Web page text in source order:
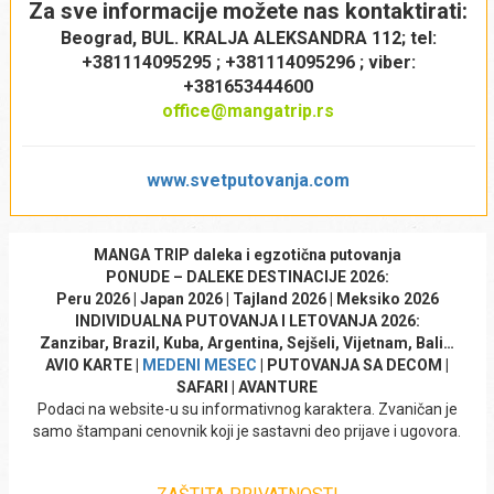
3.
NAČINI PLAĆANJA:
– Gotovinski u dinarskoj protivvrednosti po srednjem
kursu NBS na dan uplate.
– Putem tekućeg računa sa teritorije Republike Srbije
putem elektronske pošte)
Visa, Maestro i Dina)
– Kreditnim karticama banke Intesa moguće je plaćati
do 6 jednakih mesečnih rata, bez kamate (Master, Visa,
Maestro): važi za poslovnicu u Beogradu
– Online platnim karticama (Master, Visa, Maestro):
putem elektronske pošte (sigurni link WSPay)
– Deponovanim čekovima građana do 6 mesečnih rata
(poslednja rata do max. 2 meseca nakon završetka
putovanja)
ARANŽMAN NE OBUHVATA:
Popuniti online zdravstvenu deklaraciju
Država*
Kontakt telefon*
E-mail adresa*
Broj putnika i uzrast*
Za sve informacije možete nas kontaktirati:
Beograd, BUL. KRALJA ALEKSANDRA 112; tel:
+381114095295 ; +381114095296 ; viber:
+381653444600
office@mangatrip.rs
www.svetputovanja.com
MANGA TRIP daleka i egzotična putovanja
PONUDE – DALEKE DESTINACIJE 2026:
Peru 2026 | Japan 2026 | Tajland 2026 | Meksiko 2026
INDIVIDUALNA PUTOVANJA I LETOVANJA 2026:
Zanzibar, Brazil, Kuba, Argentina, Sejšeli, Vijetnam, Bali…
AVIO KARTE | MEDENI MESEC | PUTOVANJA SA DECOM |
SAFARI | AVANTURE
Podaci na website-u su informativnog karaktera. Zvaničan je
samo štampani cenovnik koji je sastavni deo prijave i ugovora.